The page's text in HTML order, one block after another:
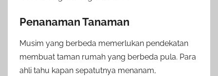
Penanaman Tanaman
Musim yang berbeda memerlukan pendekatan
membuat taman rumah yang berbeda pula. Para
ahli tahu kapan sepatutnya menanam,